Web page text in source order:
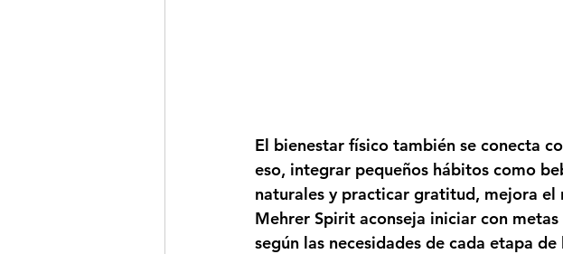
El bienestar físico también se conecta
eso, integrar pequeños hábitos como
naturales y practicar gratitud, mejora
Mehrer Spirit aconseja iniciar con
según las necesidades de cada etapa de